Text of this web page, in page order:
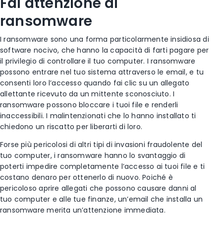
ransomware
I ransomware sono una forma particolarmente insidiosa di
software nocivo, che hanno la capacità di farti pagare per
il privilegio di controllare il tuo computer. I ransomware
possono entrare nel tuo sistema attraverso le email, e tu
consenti loro l’accesso quando fai clic su un allegato
allettante ricevuto da un mittente sconosciuto. I
ransomware possono bloccare i tuoi file e renderli
inaccessibili. I malintenzionati che lo hanno installato ti
chiedono un riscatto per liberarti di loro.
Forse più pericolosi di altri tipi di invasioni fraudolente del
tuo computer, i ransomware hanno lo svantaggio di
poterti impedire completamente l’accesso ai tuoi file e ti
costano denaro per ottenerlo di nuovo. Poiché è
pericoloso aprire allegati che possono causare danni al
tuo computer e alle tue finanze, un’email che installa un
ransomware merita un’attenzione immediata.